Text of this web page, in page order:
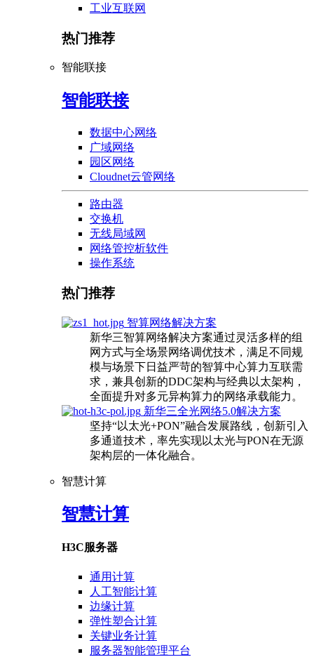
工业互联网
热门推荐
智能联接
智能联接
数据中心网络
广域网络
园区网络
Cloudnet云管网络
路由器
交换机
无线局域网
网络管控析软件
操作系统
热门推荐
智算网络解决方案
新华三智算网络解决方案通过灵活多样的组
网方式与全场景网络调优技术，满足不同规
模与场景下日益严苛的智算中心算力互联需
求，兼具创新的DDC架构与经典以太架构，
全面提升对多元异构算力的网络承载能力。
新华三全光网络5.0解决方案
坚持“以太光+PON”融合发展路线，创新引入
多通道技术，率先实现以太光与PON在无源
架构层的一体化融合。
智慧计算
智慧计算
H3C服务器
通用计算
人工智能计算
边缘计算
弹性塑合计算
关键业务计算
服务器智能管理平台